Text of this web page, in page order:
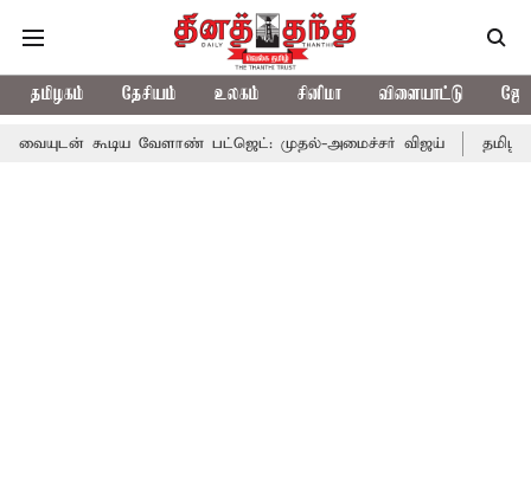
தமிழகம் தேசியம் உலகம் சினிமா விளையாட்டு
வேளாண் பட்ஜெட்: முதல்-அமைச்சர் விஜய் தமிழக